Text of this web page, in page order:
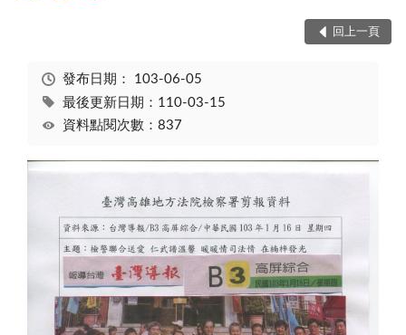
回上一頁
發布日期： 103-06-05
最後更新日期：110-03-15
資料點閱次數：837